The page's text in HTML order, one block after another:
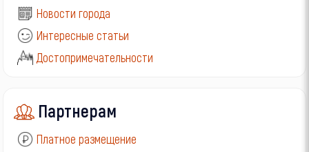
Новости города
Интересные статьи
Достопримечательности
Партнерам
Платное размещение